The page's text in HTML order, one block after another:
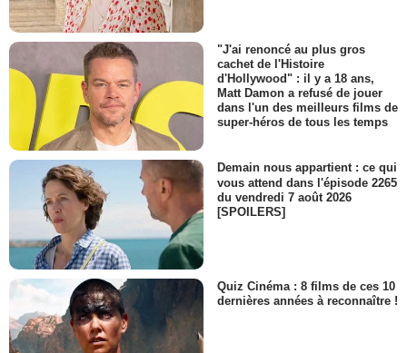
"J'ai renoncé au plus gros
cachet de l'Histoire
d'Hollywood" : il y a 18 ans,
Matt Damon a refusé de jouer
dans l'un des meilleurs films de
super-héros de tous les temps
Demain nous appartient : ce qui
vous attend dans l'épisode 2265
du vendredi 7 août 2026
[SPOILERS]
Quiz Cinéma : 8 films de ces 10
dernières années à reconnaître !